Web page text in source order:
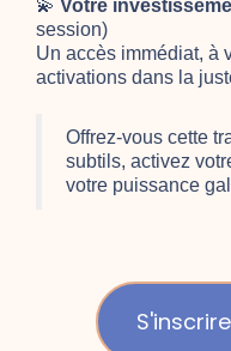
💫 Votre
session)
Un accès immédiat, à
activations dans la
Offrez-vous cette
subtils, activez
votre puissance